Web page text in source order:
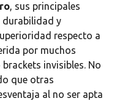
, sus principales
durabilidad y
respecto a
por muchos
invisibles. No
que otras
al no ser apta